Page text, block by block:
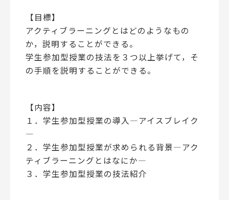
【目標】
アクティブラーニングとはどのようなもの
か，説明することができる。
学生参加型授業の技法を３つ以上挙げて，そ
の手順を説明することができる。
【内容】
１．学生参加型授業の導入―アイスブレイク
―
２．学生参加型授業が求められる背景―アク
ティブラーニングとはなにか―
３．学生参加型授業の技法紹介